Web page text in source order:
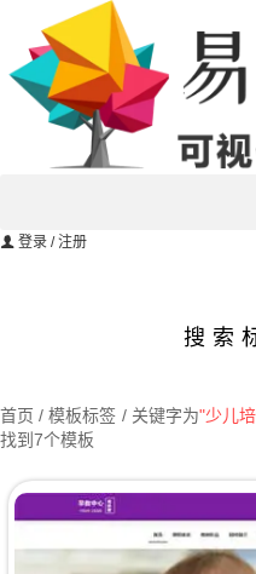
登录 / 注册
搜索
首页 / 模板标签 / 关键字为"少儿
找到7个模板